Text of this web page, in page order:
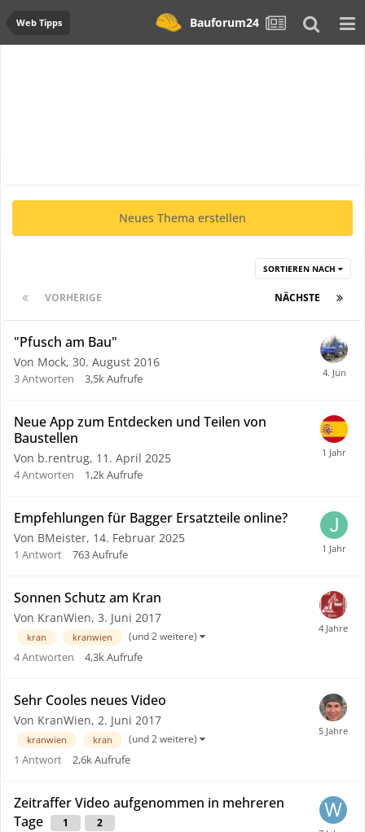
Web Tipps Bauforum24
Neues Thema erstellen
SORTIEREN NACH
VORHERIGE NÄCHSTE
"Pfusch am Bau"
Von Mock, 30. August 2016
3Antworten 3,5kAufrufe
Neue App zum Entdecken und Teilen von
Baustellen
Von b.rentrug, 11. April 2025
4Antworten 1,2kAufrufe
Empfehlungen für Bagger Ersatzteile online?
Von BMeister, 14. Februar 2025
1 Antwort 763Aufrufe
Sonnen Schutz am Kran
Von KranWien, 3. Juni 2017
kran kranwien (und 2 weitere)
4Antworten 4,3kAufrufe
Sehr Cooles neues Video
Von KranWien, 2. Juni 2017
kranwien kran (und 2 weitere)
1 Antwort 2,6kAufrufe
Zeitraffer Video aufgenommen in mehreren
Tage
1 2